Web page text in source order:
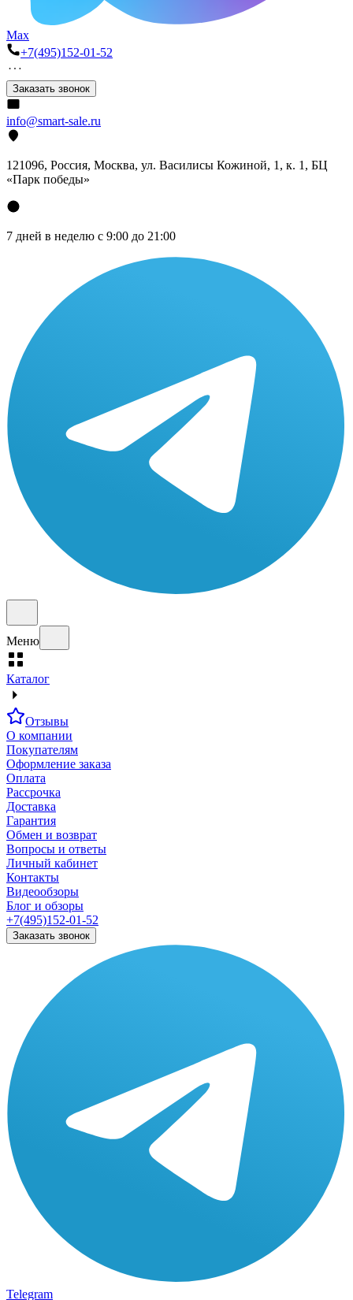
Max
+7(495)152-01-52
Заказать звонок
info@smart-sale.ru
121096, Россия, Москва, ул. Василисы Кожиной, 1, к. 1, БЦ
«Парк победы»
7 дней в неделю с 9:00 до 21:00
Меню
Каталог
Отзывы
О компании
Покупателям
Оформление заказа
Оплата
Рассрочка
Доставка
Гарантия
Обмен и возврат
Вопросы и ответы
Личный кабинет
Контакты
Видеообзоры
Блог и обзоры
+7(495)152-01-52
Заказать звонок
Telegram